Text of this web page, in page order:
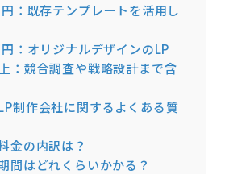
：既存テンプレートを活用し
：オリジナルデザインのLP
：競合調査や戦略設計まで含
制作会社に関するよくある質
金の内訳は？
間はどれくらいかかる？